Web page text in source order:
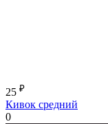
25 ₽
Кивок средний
0